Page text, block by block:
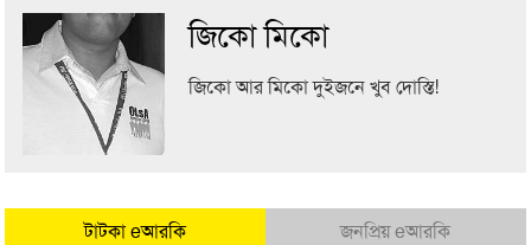
জিকো মিকো
জিকো আর মিকো দুইজনে খুব দোস্তি!
জনপ্রিয় eআরকি
টাটকা eআরকি